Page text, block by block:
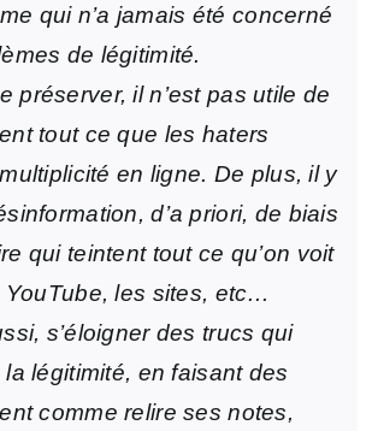
qui n’a jamais été concerné
de légitimité.
préserver, il n’est pas utile de
tout ce que les haters
en ligne. De plus, il y
d’a priori, de biais
qui teintent tout ce qu’on voit
YouTube, les sites, etc…
s’éloigner des trucs qui
la légitimité, en faisant des
comme relire ses notes,